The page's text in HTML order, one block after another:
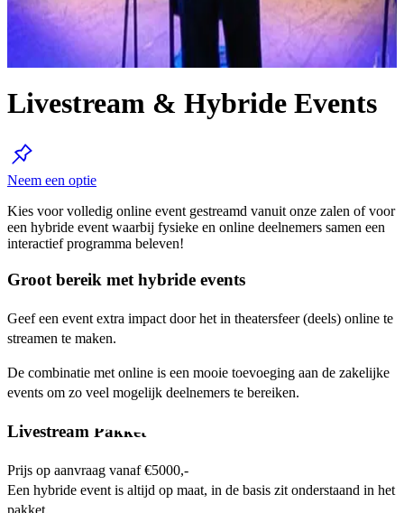
Livestream & Hybride Events
Neem een optie
Kies voor volledig online event gestreamd vanuit onze zalen of voor
een hybride event waarbij fysieke en online deelnemers samen een
interactief programma beleven!
Groot bereik met hybride events
Geef een event extra impact door het in theatersfeer (deels) online te
streamen te maken.
De combinatie met online is een mooie toevoeging aan de zakelijke
events om zo veel mogelijk deelnemers te bereiken.
Livestream Pakket
Prijs op aanvraag vanaf €5000,-
Een hybride event is altijd op maat, in de basis zit onderstaand in het
pakket.